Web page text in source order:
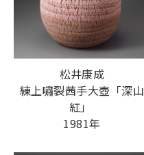
松井康成
練上嘯裂茜手大壺「深山
紅」
1981年